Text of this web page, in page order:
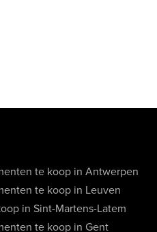
te koop in Antwerpen
te koop in Leuven
in Sint-Martens-Latem
te koop in Gent